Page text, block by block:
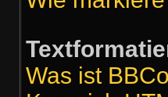
Was ist